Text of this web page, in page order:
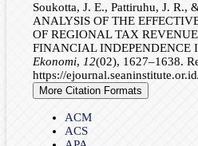
Soukotta, J. E., Pattiruhu, J. R.,
ANALYSIS OF THE
OF REGIONAL TAX
FINANCIAL INDEPENDENCE
Ekonomi, 12(02), 1627–1638.
https://
More Citation Formats
ACM
ACS